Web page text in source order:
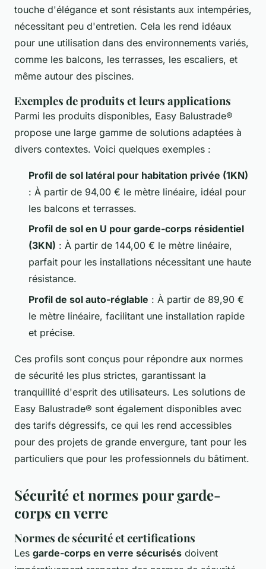
touche d'élégance et sont résistants aux intempéries,
nécessitant peu d'entretien. Cela les rend idéaux
pour une utilisation dans des environnements variés,
comme les balcons, les terrasses, les escaliers, et
même autour des piscines.
Exemples de produits et leurs applications
Parmi les produits disponibles, Easy Balustrade®
propose une large gamme de solutions adaptées à
divers contextes. Voici quelques exemples :
Profil de sol latéral pour habitation privée (1KN)
: À partir de 94,00 € le mètre linéaire, idéal pour
les balcons et terrasses.
Profil de sol en U pour garde-corps résidentiel
(3KN) : À partir de 144,00 € le mètre linéaire,
parfait pour les installations nécessitant une haute
résistance.
Profil de sol auto-réglable : À partir de 89,90 €
le mètre linéaire, facilitant une installation rapide
et précise.
Ces profils sont conçus pour répondre aux normes
de sécurité les plus strictes, garantissant la
tranquillité d'esprit des utilisateurs. Les solutions de
Easy Balustrade® sont également disponibles avec
des tarifs dégressifs, ce qui les rend accessibles
pour des projets de grande envergure, tant pour les
particuliers que pour les professionnels du bâtiment.
Sécurité et normes pour garde-
corps en verre
Normes de sécurité et certifications
Les garde-corps en verre sécurisés doivent